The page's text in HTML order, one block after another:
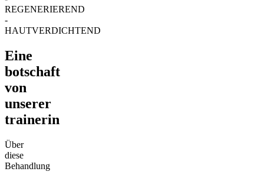
REGENERIEREND
-
HAUTVERDICHTEND
Eine
botschaft
von
unserer
trainerin
Über
diese
Behandlung